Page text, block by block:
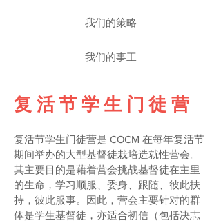
我们的策略
我们的事工
复活节学生门徒营
复活节学生门徒营是 COCM 在每年复活节
期间举办的大型基督徒栽培造就性营会。
其主要目的是藉着营会挑战基督徒在主里
的生命，学习顺服、委身、跟随、彼此扶
持，彼此服事。因此，营会主要针对的群
体是学生基督徒，亦适合初信（包括决志